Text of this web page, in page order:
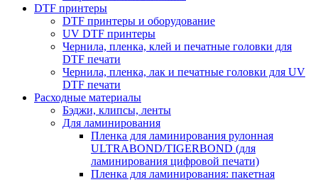
DTF принтеры
DTF принтеры и оборудование
UV DTF принтеры
Чернила, пленка, клей и печатные головки для
DTF печати
Чернила, пленка, лак и печатные головки для UV
DTF печати
Расходные материалы
Бэджи, клипсы, ленты
Для ламинирования
Пленка для ламинирования рулонная
ULTRABOND/TIGERBOND (для
ламинирования цифровой печати)
Пленка для ламинирования: пакетная